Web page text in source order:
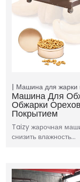
Машина для жарки
Машина Для
Обжарки
Покрытием
Taizy жарочная
снизить влажность…